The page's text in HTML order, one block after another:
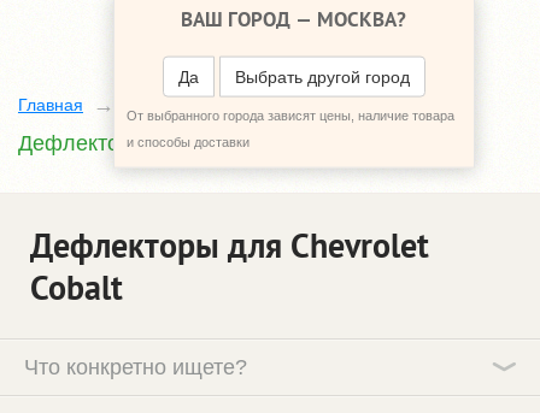
ВАШ ГОРОД — МОСКВА?
Да Выбрать другой город
От выбранного города зависят цены, наличие товара
и способы доставки
Главная
Дефлекторы
Дефлекторы для Chevrolet
Cobalt
Что конкретно ищете?